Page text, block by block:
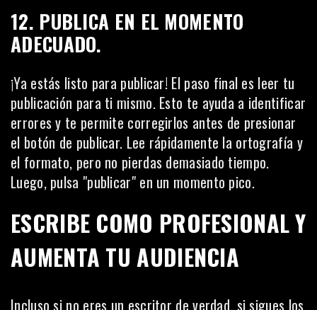
12. PUBLICA EN EL MOMENTO
ADECUADO.
¡Ya estás listo para publicar! El paso final es leer tu
publicación para ti mismo. Esto te ayuda a identificar
errores y te permite corregirlos antes de presionar
el botón de publicar. Lee rápidamente la ortografía y
el formato, pero no pierdas demasiado tiempo.
Luego, pulsa "publicar" en un momento pico.
ESCRIBE COMO PROFESIONAL Y
AUMENTA TU AUDIENCIA
Incluso si no eres un escritor de verdad, si sigues los